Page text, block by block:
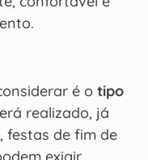
é o tipo
realizado, já
festas de fim de
exigir